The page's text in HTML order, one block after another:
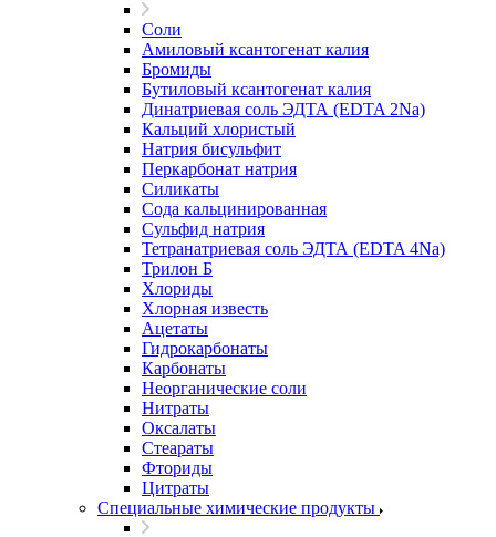
Соли
Амиловый ксантогенат калия
Бромиды
Бутиловый ксантогенат калия
Динатриевая соль ЭДТА (EDTA 2Na)
Кальций хлористый
Натрия бисульфит
Перкарбонат натрия
Силикаты
Сода кальцинированная
Сульфид натрия
Тетранатриевая соль ЭДТА (EDTA 4Na)
Трилон Б
Хлориды
Хлорная известь
Ацетаты
Гидрокарбонаты
Карбонаты
Неорганические соли
Нитраты
Оксалаты
Стеараты
Фториды
Цитраты
Специальные химические продукты